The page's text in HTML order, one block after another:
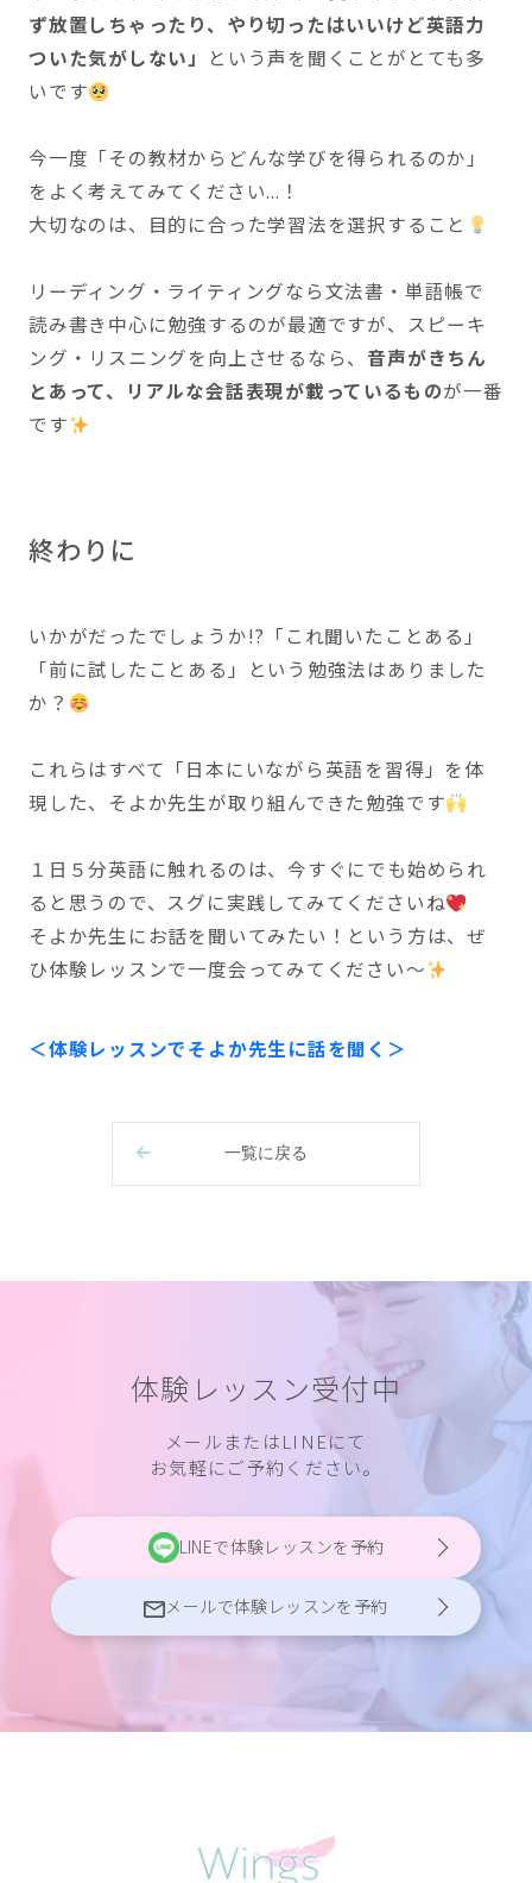
ず放置しちゃったり、やり切ったはいいけど英語力
ついた気がしない」
という声を聞くことがとても多
いです
今一度「その教材からどんな学びを得られるのか」
をよく考えてみてください...！
大切なのは、目的に合った学習法を選択すること
リーディング・ライティングなら文法書・単語帳で
読み書き中心に勉強するのが最適ですが、スピーキ
ング・リスニングを向上させるなら、 音声がきちん
とあって、リアルな会話表現が載っているものが一番
です
終わりに
いかがだったでしょうか!?「これ聞いたことある」
「前に試したことある」という勉強法はありました
か？
これらはすべて「日本にいながら英語を習得」を体
現した、そよか先生が取り組んできた勉強です
１日５分英語に触れるのは、今すぐにでも始められ
ると思うので、スグに実践してみてくださいね
そよか先生にお話を聞いてみたい！という方は、ぜ
ひ体験レッスンで一度会ってみてください〜
＜体験レッスンでそよか先生に話を聞く＞
一覧に戻る
体験レッスン受付中
メールまたはLINEにて
お気軽にご予約ください。
LINEで体験レッスンを予約
メールで体験レッスンを予約